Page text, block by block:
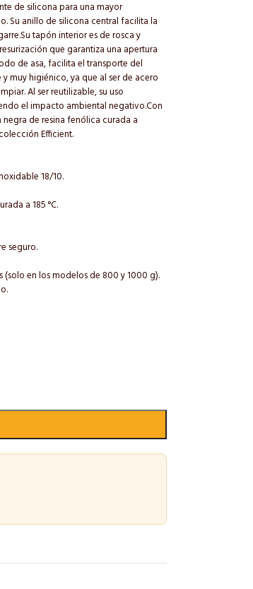
de silicona para una mayor
Su anillo de silicona central facilita la
tapón interior es de rosca y
que garantiza una apertura
de asa, facilita el transporte del
muy higiénico, ya que al ser de acero
Al ser reutilizable, su uso
el impacto ambiental negativo.Con
de resina fenólica curada a
Efficient.
18/10.
a 185 °C.
seguro.
en los modelos de 800 y 1000 g).